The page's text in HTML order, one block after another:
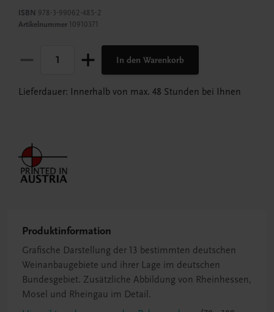
ISBN 978-3-99062-485-2
Artikelnummer 10910371
In den Warenkorb
Lieferdauer: Innerhalb von max. 48 Stunden bei Ihnen
Produktinformation
Grafische Darstellung der 13 bestimmten deutschen
Weinanbaugebiete und ihrer Lage im deutschen
Bundesgebiet. Zusätzliche Abbildung von Rheinhessen,
Mosel und Rheingau im Detail.